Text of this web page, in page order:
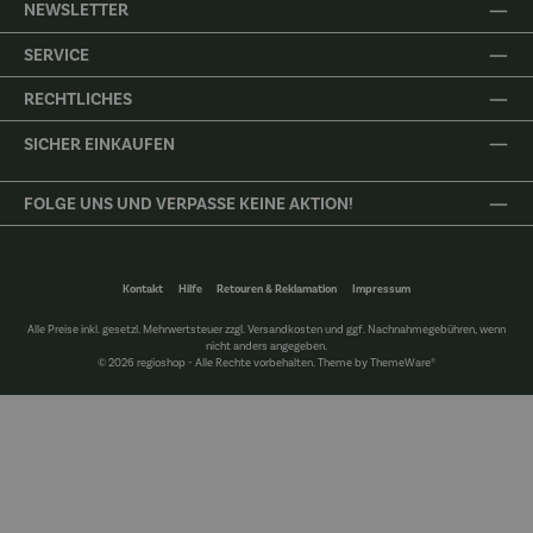
NEWSLETTER
SERVICE
RECHTLICHES
SICHER EINKAUFEN
FOLGE UNS UND VERPASSE KEINE AKTION!
Kontakt Hilfe Retouren & Reklamation Impressum
Alle Preise inkl. gesetzl. Mehrwertsteuer zzgl.Versandkostenund ggf. Nachnahmegebühren, wenn
nicht anders angegeben.
© 2026 regioshop - Alle Rechte vorbehalten. Theme byThemeWare®